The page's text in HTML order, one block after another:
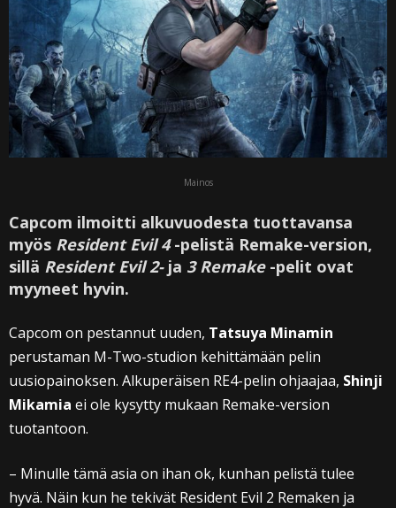
Mainos
Capcom ilmoitti alkuvuodesta tuottavansa
myös Resident Evil 4-pelistä Remake-version,
sillä Resident Evil 2-ja 3 Remake-pelit ovat
myyneet hyvin.
Capcom on pestannut uuden, Tatsuya Minamin
perustaman M-Two-studion kehittämään pelin
uusiopainoksen. Alkuperäisen RE4-pelin ohjaajaa, Shinji
Mikamia ei ole kysytty mukaan Remake-version
tuotantoon.
– Minulle tämä asia on ihan ok, kunhan pelistä tulee
hyvä. Näin kun he tekivät Resident Evil 2 Remaken ja